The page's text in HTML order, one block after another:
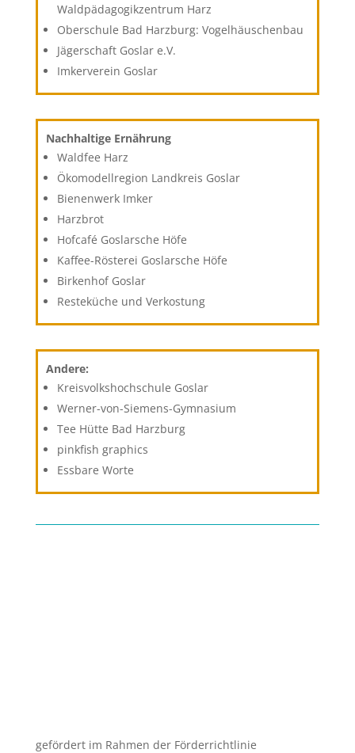
Waldpädagogikzentrum Harz
Oberschule Bad Harzburg: Vogelhäuschenbau
Jägerschaft Goslar e.V.
Imkerverein Goslar
Nachhaltige Ernährung
Waldfee Harz
Ökomodellregion Landkreis Goslar
Bienenwerk Imker
Harzbrot
Hofcafé Goslarsche Höfe
Kaffee-Rösterei Goslarsche Höfe
Birkenhof Goslar
Resteküche und Verkostung
Andere:
Kreisvolkshochschule Goslar
Werner-von-Siemens-Gymnasium
Tee Hütte Bad Harzburg
pinkfish graphics
Essbare Worte
gefördert im Rahmen der Förderrichtlinie